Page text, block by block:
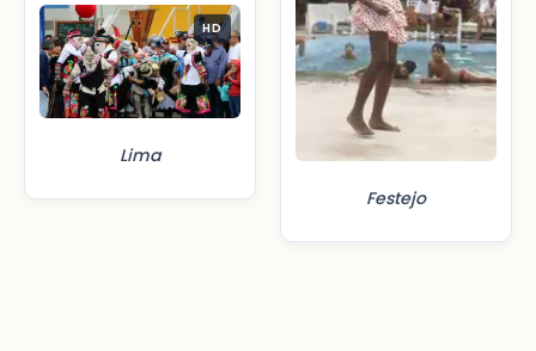
HD
Lima
Festejo